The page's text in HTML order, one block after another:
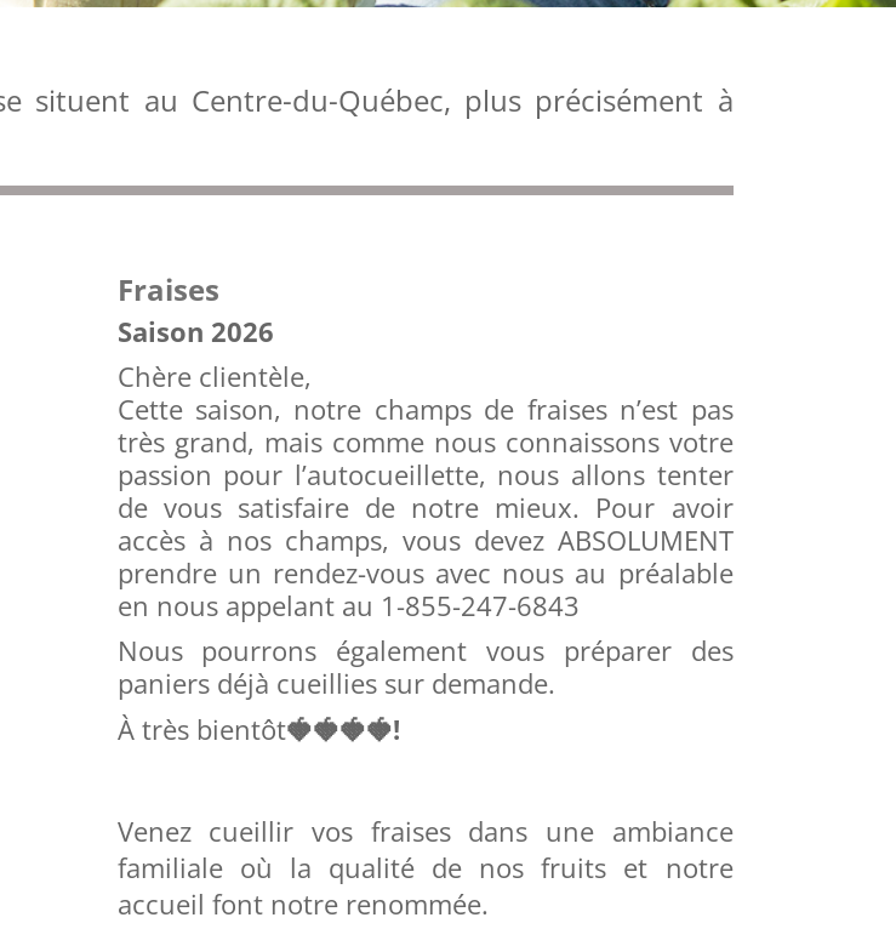
situent au Centre-du-Québec, plus précisément à
Fraises
Saison 2026
Chère clientèle,
Cette saison, notre champs de fraises n’est pas
très grand, mais comme nous connaissons votre
passion pour l’autocueillette, nous allons tenter
de vous satisfaire de notre mieux. Pour avoir
accès à nos champs, vous devez ABSOLUMENT
prendre un rendez-vous avec nous au préalable
en nous appelant au 1-855-247-6843
Nous pourrons également vous préparer des
paniers déjà cueillies sur demande.
À très bientôt🍓🍓🍓🍓!
Venez cueillir vos fraises dans une ambiance
familiale où la qualité de nos fruits et notre
accueil font notre renommée.